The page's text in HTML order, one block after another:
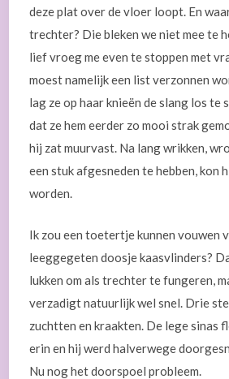
deze plat over de vloer loopt. En
trechter? Die bleken we niet mee te
lief vroeg me even te stoppen met
moest namelijk een list verzonnen
lag ze op haar knieën de slang los te
dat ze hem eerder zo mooi strak
hij zat muurvast. Na lang wrikken,
een stuk afgesneden te hebben, kon
worden.
Ik zou een toetertje kunnen vouwen
leeggegeten doosje kaasvlinders?
lukken om als trechter te fungeren,
verzadigt natuurlijk wel snel. Drie
zuchtten en kraakten. De lege sinas
erin en hij werd halverwege
Nu nog het doorspoel probleem.